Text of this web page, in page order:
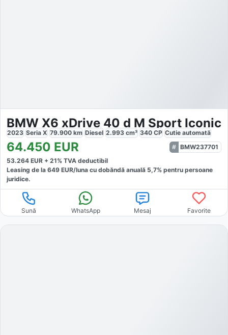
BMW X6 xDrive 40 d M Sport Iconic
2023 Seria X 79.900 km Diesel 2.993 cm³ 340 CP Cutie automată
64.450 EUR
BMW237701
53.264 EUR + 21% TVA deductibil
Leasing de la 649 EUR/luna cu dobăndă anuală 5,7% pentru persoane
juridice.
Sună WhatsApp Mesaj Favorite